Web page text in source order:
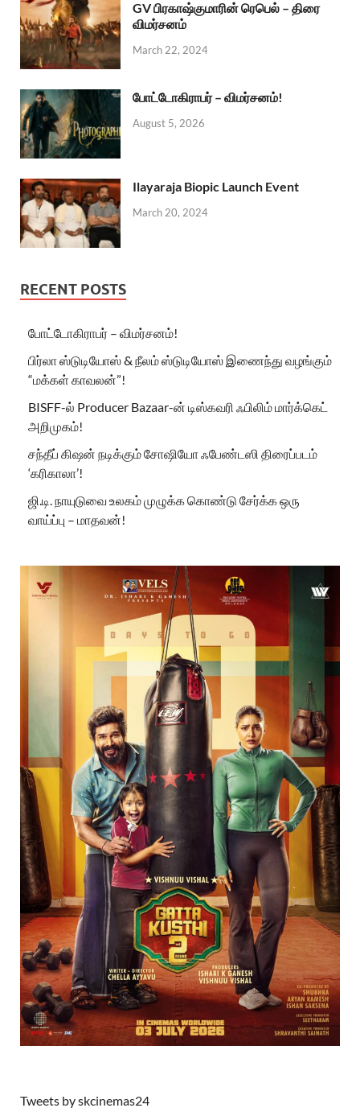
GV பிரகாஷ்குமாரின் ரெபெல் – திரை
விமர்சனம்
March 22, 2024
போட்டோகிராபர் – விமர்சனம்!
August 5, 2026
Ilayaraja Biopic Launch Event
March 20, 2024
RECENT POSTS
போட்டோகிராபர் – விமர்சனம்!
பிர்லா ஸ்டுடியோஸ் & நீலம் ஸ்டுடியோஸ் இணைந்து வழங்கும்
“மக்கள் காவலன்”!
BISFF-ல் Producer Bazaar-ன் டிஸ்கவரி ஃபிலிம் மார்க்கெட்
அறிமுகம்!
சந்தீப் கிஷன் நடிக்கும் சோஷியோ ஃபேண்டஸி திரைப்படம்
‘கரிகாலா’!
ஜி.டி. நாயுடுவை உலகம் முழுக்க கொண்டு சேர்க்க ஒரு
வாய்ப்பு – மாதவன்!
Tweets by skcinemas24